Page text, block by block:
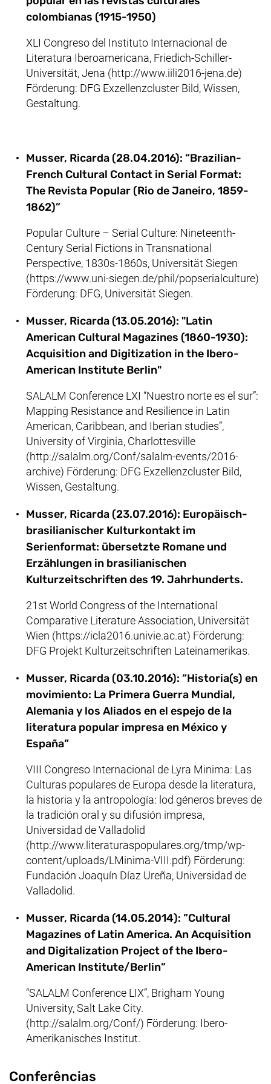
colombianas (1915-1950)
XLI Congreso del Instituto Internacional de
Literatura Iberoamericana, Friedich-Schiller-
Universität, Jena (http://www.iili2016-jena.de)
Förderung: DFG Exzellenzcluster Bild, Wissen,
Gestaltung.
Musser, Ricarda (28.04.2016): “Brazilian-
French Cultural Contact in Serial Format:
The Revista Popular (Rio de Janeiro, 1859-
1862)”
Popular Culture – Serial Culture: Nineteenth-
Century Serial Fictions in Transnational
Perspective, 1830s-1860s, Universität Siegen
(https://www.uni-siegen.de/phil/popserialculture)
Förderung: DFG, Universität Siegen.
Musser, Ricarda (13.05.2016): "Latin
American Cultural Magazines (1860-1930):
Acquisition and Digitization in the Ibero-
American Institute Berlin"
SALALM Conference LXI “Nuestro norte es el sur”:
Mapping Resistance and Resilience in Latin
American, Caribbean, and Iberian studies”,
University of Virginia, Charlottesville
(http://salalm.org/Conf/salalm-events/2016-
archive) Förderung: DFG Exzellenzcluster Bild,
Wissen, Gestaltung.
Musser, Ricarda (23.07.2016): Europäisch-
brasilianischer Kulturkontakt im
Serienformat: übersetzte Romane und
Erzählungen in brasilianischen
Kulturzeitschriften des 19. Jahrhunderts.
21st World Congress of the International
Comparative Literature Association, Universität
Wien (https://icla2016.univie.ac.at) Förderung:
DFG Projekt Kulturzeitschriften Lateinamerikas.
Musser, Ricarda (03.10.2016): “Historia(s) en
movimiento: La Primera Guerra Mundial,
Alemania y los Aliados en el espejo de la
literatura popular impresa en México y
España”
VIII Congreso Internacional de Lyra Minima: Las
Culturas populares de Europa desde la literatura,
la historia y la antropología: lod géneros breves de
la tradición oral y su difusión impresa,
Universidad de Valladolid
(http://www.literaturaspopulares.org/tmp/wp-
content/uploads/LMinima-VIII.pdf) Förderung:
Fundación Joaquín Díaz Ureña, Universidad de
Valladolid.
Musser, Ricarda (14.05.2014): ”Cultural
Magazines of Latin America. An Acquisition
and Digitalization Project of the Ibero-
American Institute/Berlin”
“SALALM Conference LIX”, Brigham Young
University, Salt Lake City.
(http://salalm.org/Conf/) Förderung: Ibero-
Amerikanisches Institut.
Conferências